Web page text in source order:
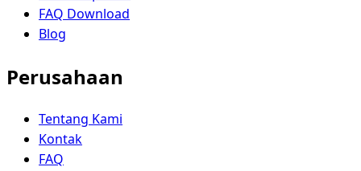
FAQ Download
Blog
Perusahaan
Tentang Kami
Kontak
FAQ